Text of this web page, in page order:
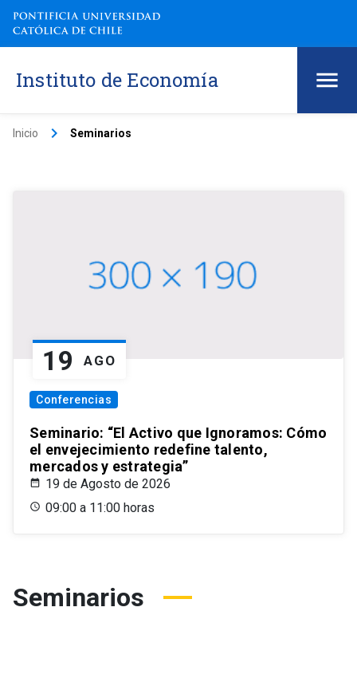
Instituto de Economía
Inicio keyboard_arrow_right Seminarios
19 AGO
Conferencias
Seminario: “El Activo que Ignoramos: Cómo
el envejecimiento redefine talento,
mercados y estrategia”
19 de Agosto de 2026
09:00 a 11:00 horas
Seminarios